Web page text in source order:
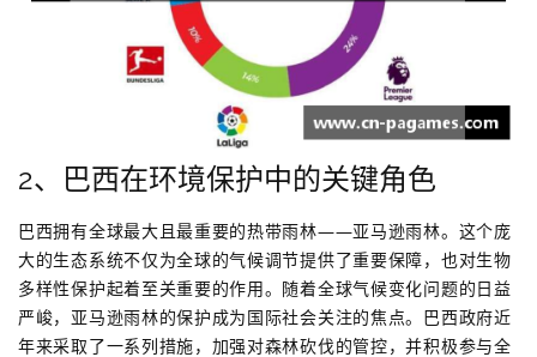
2、巴西在环境保护中的关键角色
巴西拥有全球最大且最重要的热带雨林——亚马逊雨林。这个庞
大的生态系统不仅为全球的气候调节提供了重要保障，也对生物
多样性保护起着至关重要的作用。随着全球气候变化问题的日益
严峻，亚马逊雨林的保护成为国际社会关注的焦点。巴西政府近
年来采取了一系列措施，加强对森林砍伐的管控，并积极参与全